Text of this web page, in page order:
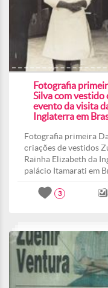
Fotografia
Silva com vestido
evento da visita
Inglaterra em
Fotografia primeira
criações de vestidos
Rainha Elizabeth da
palácio Itamarati em
3